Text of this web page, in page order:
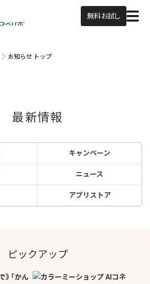
無料お試し
お知らせ トップ
最新情報
キャンペーン
ニュース
アプリストア
ピックアップ